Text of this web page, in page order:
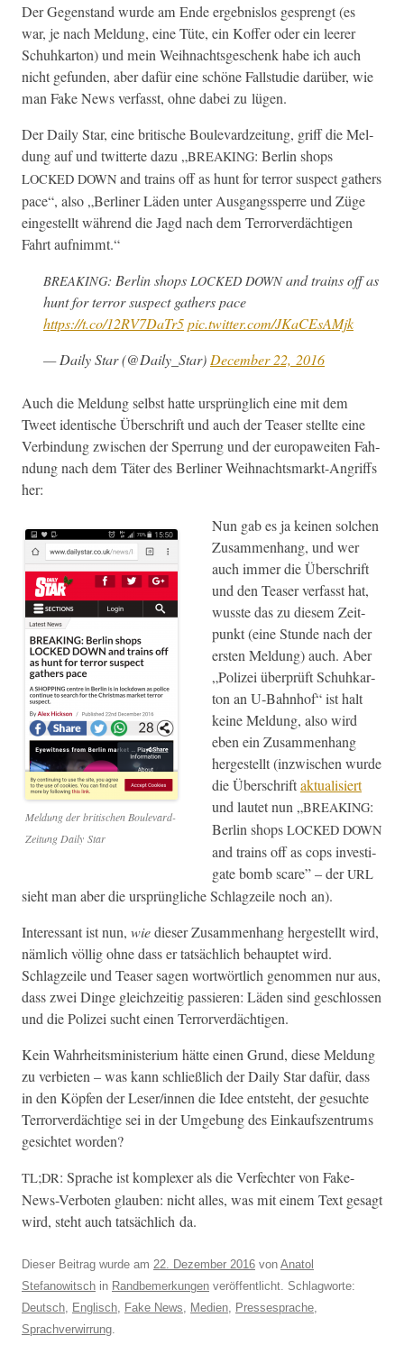
Der Gegen­stand wurde am Ende ergeb­nis­los gesprengt (es
war, je nach Mel­dung, eine Tüte, ein Kof­fer oder ein leer­er
Schuhkar­ton) und mein Wei­h­nachts­geschenk habe ich auch
nicht gefun­den, aber dafür eine schöne Fall­studie darüber, wie
man Fake News ver­fasst, ohne dabei zu lügen.
Der Dai­ly Star, eine britis­che Boule­vardzeitung, griff die Mel­
dung auf und twit­terte dazu „BREAKING: Berlin shops
LOCKED DOWN and trains off as hunt for ter­ror sus­pect gath­ers
pace“, also „Berlin­er Läden unter Aus­gangssperre und Züge
eingestellt während die Jagd nach dem Ter­rorverdächti­gen
Fahrt aufnimmt.“
BREAKING: Berlin shops LOCKED DOWNand trains off as
hunt for ter­ror sus­pect gath­ers pace
https://t.co/12RV7DaTr5pic.twitter.com/JKaCEsAMjk
— Dai­ly Star (@Daily_Star) Decem­ber 22, 2016
Auch die Mel­dung selb­st hat­te ursprünglich eine mit dem
Tweet iden­tis­che Über­schrift und auch der Teas­er stellte eine
Verbindung zwis­chen der Sper­rung und der europaweit­en Fah­
n­dung nach dem Täter des Berlin­er Wei­h­nachts­markt-Angriffs
her:
Mel­dung der britis­chen Boule­vard-
Zeitung Dai­ly Star
Nun gab es ja keinen solchen
Zusam­men­hang, und wer
auch immer die Über­schrift
und den Teas­er ver­fasst hat,
wusste das zu diesem Zeit­
punkt (eine Stunde nach der
ersten Mel­dung) auch. Aber
„Polizei über­prüft Schuhkar­
ton an U‑Bahnhof“ ist halt
keine Mel­dung, also wird
eben ein Zusam­men­hang
hergestellt (inzwis­chen wurde
die Über­schriftaktu­al­isiert
und lautet nun „BREAKING:
Berlin shops LOCKED DOWN
and trains off as cops inves­ti­
gate bomb scare” – derURL
sieht man aber die ursprüngliche Schlagzeile noch an).
Inter­es­sant ist nun, wiedieser Zusam­men­hang hergestellt wird,
näm­lich völ­lig ohne dass er tat­säch­lich behauptet wird.
Schlagzeile und Teas­er sagen wortwörtlich genom­men nur aus,
dass zwei Dinge gle­ichzeit­ig passieren: Läden sind geschlossen
und die Polizei sucht einen Terrorverdächtigen.
Kein Wahrheitsmin­is­teri­um hätte einen Grund, diese Mel­dung
zu ver­bi­eten – was kann schließlich der Dai­ly Star dafür, dass
in den Köpfen der Leser/innen die Idee entste­ht, der gesuchte
Ter­rorverdächtige sei in der Umge­bung des Einkauf­szen­trums
gesichtet worden?
TL;DR: Sprache ist kom­plex­er als die Ver­fechter von Fake-
News-Ver­boten glauben: nicht alles, was mit einem Text gesagt
wird, ste­ht auch tat­säch­lich da.
Dieser Beitrag wurde am 22. Dezember 2016 von Anatol
Stefanowitsch in Randbemerkungen veröffentlicht. Schlagworte:
Deutsch
Englisch Fake News Medien Pressesprache
Sprachverwirrung